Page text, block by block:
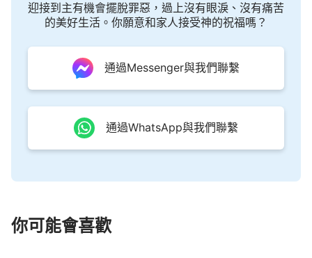
迎接到主有機會擺脫罪惡，過上沒有眼淚、沒有痛苦
的美好生活。你願意和家人接受神的祝福嗎？
通過Messenger與我們聯繫
通過WhatsApp與我們聯繫
你可能會喜歡